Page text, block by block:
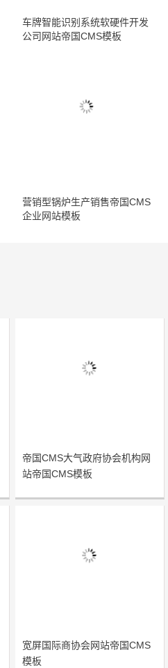
车牌智能识别系统软硬件开发
公司网站帝国CMS模板
营销型锅炉生产销售帝国CMS
企业网站模板
帝国CMS大气政府协会机构网
站帝国CMS模板
宽屏国际商协会网站帝国CMS
模板